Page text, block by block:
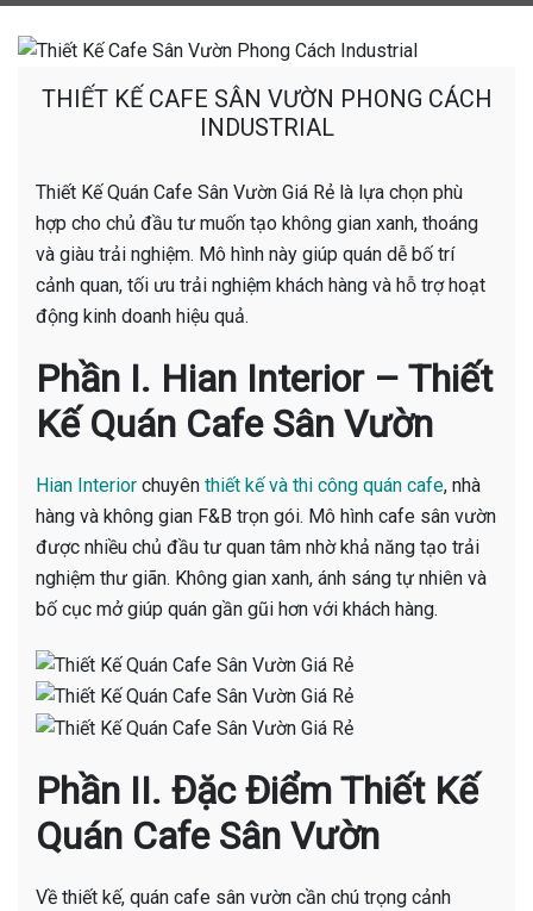
THIẾT KẾ CAFE SÂN VƯỜN PHONG CÁCH
INDUSTRIAL
Thiết Kế Quán Cafe Sân Vườn Giá Rẻ là lựa chọn phù
hợp cho chủ đầu tư muốn tạo không gian xanh, thoáng
và giàu trải nghiệm. Mô hình này giúp quán dễ bố trí
cảnh quan, tối ưu trải nghiệm khách hàng và hỗ trợ hoạt
động kinh doanh hiệu quả.
Phần I. Hian Interior – Thiết
Kế Quán Cafe Sân Vườn
Hian Interior chuyên thiết kế và thi công quán cafe, nhà
hàng và không gian F&B trọn gói. Mô hình cafe sân vườn
được nhiều chủ đầu tư quan tâm nhờ khả năng tạo trải
nghiệm thư giãn. Không gian xanh, ánh sáng tự nhiên và
bố cục mở giúp quán gần gũi hơn với khách hàng.
Phần II. Đặc Điểm Thiết Kế
Quán Cafe Sân Vườn
Về thiết kế, quán cafe sân vườn cần chú trọng cảnh